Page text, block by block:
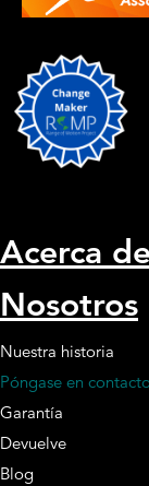
Acerca de
Nosotros
Nuestra historia
Póngase en
Garantía
Devuelve
Blog